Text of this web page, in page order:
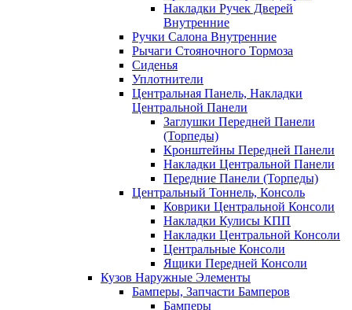
Накладки Ручек Дверей
Внутренние
Ручки Салона Внутренние
Рычаги Стояночного Тормоза
Сиденья
Уплотнители
Центральная Панель, Накладки
Центральной Панели
Заглушки Передней Панели
(Торпеды)
Кронштейны Передней Панели
Накладки Центральной Панели
Передние Панели (Торпеды)
Центральный Тоннель, Консоль
Коврики Центральной Консоли
Накладки Кулисы КПП
Накладки Центральной Консоли
Центральные Консоли
Ящики Передней Консоли
Кузов Наружные Элементы
Бамперы, Запчасти Бамперов
Бамперы